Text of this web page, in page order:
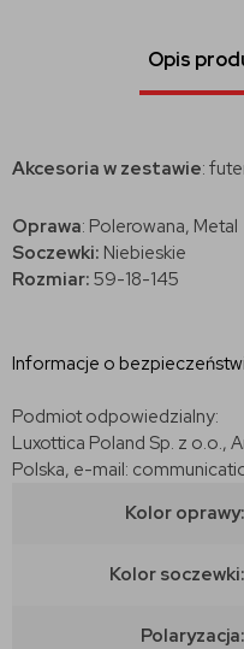
Opis
Akcesoria w zestawie:
Oprawa: Polerowana, Metal
Soczewki: Niebieskie
Rozmiar: 59-18-145
Informacje o
Podmiot odpowiedzialny:
Luxottica Poland Sp. z o.o.,
Polska, e-mail:
Kolor oprawy:
Kolor soczewki:
Polaryzacja: